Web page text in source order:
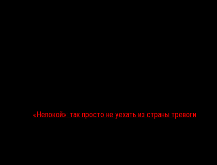
«Непокой»: так просто не уехать из страны тревоги